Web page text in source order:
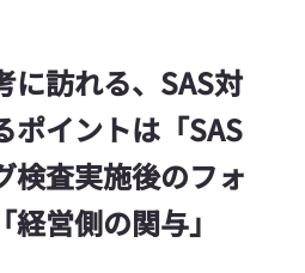
に訪れる、SAS対
ポイントは「SAS
検査実施後のフォ
営側の関与」